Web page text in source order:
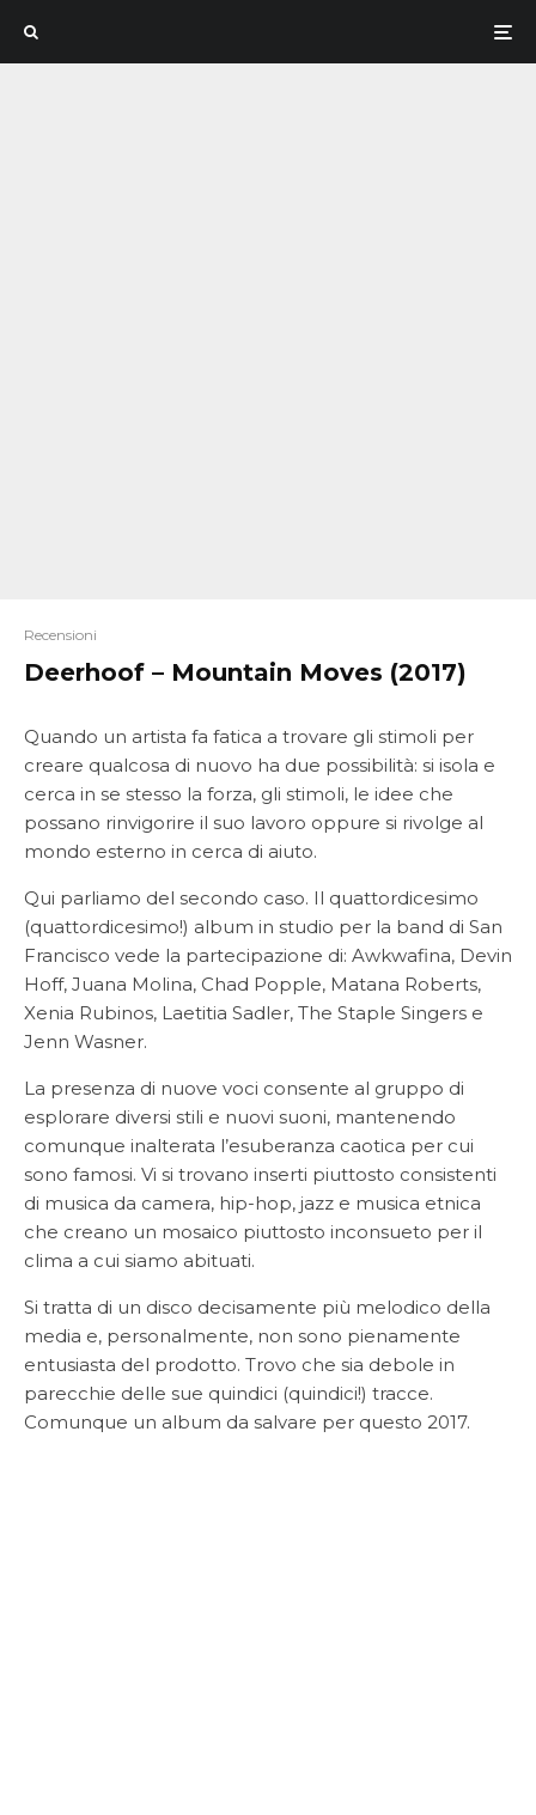
Recensioni
Deerhoof – Mountain Moves (2017)
Quando un artista fa fatica a trovare gli stimoli per
creare qualcosa di nuovo ha due possibilità: si isola e
cerca in se stesso la forza, gli stimoli, le idee che
possano rinvigorire il suo lavoro oppure si rivolge al
mondo esterno in cerca di aiuto.
Qui parliamo del secondo caso. Il quattordicesimo
(quattordicesimo!) album in studio per la band di San
Francisco vede la partecipazione di: Awkwafina, Devin
Hoff, Juana Molina, Chad Popple, Matana Roberts,
Xenia Rubinos, Laetitia Sadler, The Staple Singers e
Jenn Wasner.
La presenza di nuove voci consente al gruppo di
esplorare diversi stili e nuovi suoni, mantenendo
comunque inalterata l’esuberanza caotica per cui
sono famosi. Vi si trovano inserti piuttosto consistenti
di musica da camera, hip-hop, jazz e musica etnica
che creano un mosaico piuttosto inconsueto per il
clima a cui siamo abituati.
Si tratta di un disco decisamente più melodico della
media e, personalmente, non sono pienamente
entusiasta del prodotto. Trovo che sia debole in
parecchie delle sue quindici (quindici!) tracce.
Comunque un album da salvare per questo 2017.